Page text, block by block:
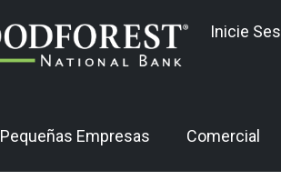
Inicie
Pequeñas Empresas Comercial